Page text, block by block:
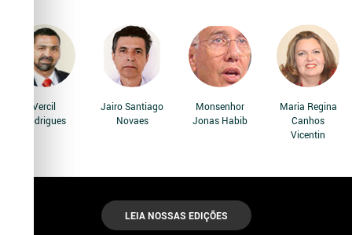
Vercil
Rodrigues
Jairo Santiago
Novaes
Monsenhor
Jonas Habib
Maria Regina
Canhos
Vicentin
LEIA NOSSAS EDIÇÕES